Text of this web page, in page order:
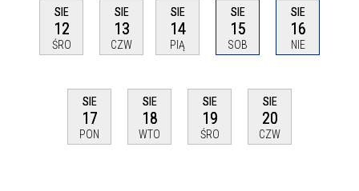
SIE
12
ŚRO
SIE
13
CZW
SIE
14
PIĄ
SIE
15
SOB
SIE
16
NIE
SIE
17
PON
SIE
18
WTO
SIE
19
ŚRO
SIE
20
CZW